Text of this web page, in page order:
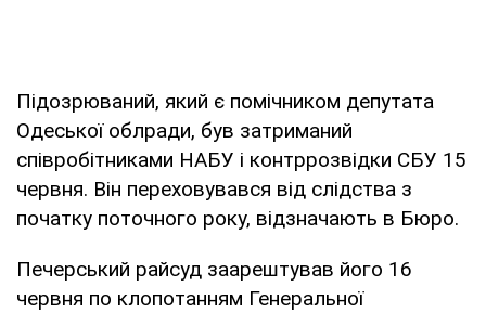
Підозрюваний, який є помічником депутата
Одеської облради, був затриманий
співробітниками НАБУ і контррозвідки СБУ 15
червня. Він переховувався від слідства з
початку поточного року, відзначають в Бюро.
Печерський райсуд заарештував його 16
червня по клопотанням Генеральної